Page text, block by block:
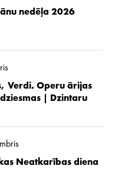
nedēļa 2026
Verdi. Operu ārijas
| Dzintaru
Neatkarības diena